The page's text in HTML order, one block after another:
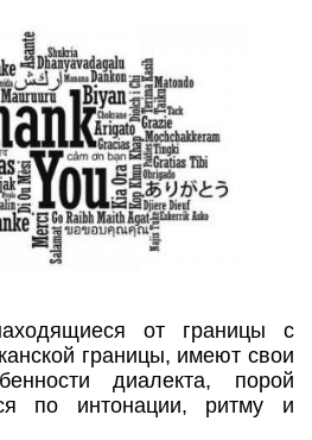
от границы с
границы, имеют свои
диалекта, порой
по интонации, ритму и